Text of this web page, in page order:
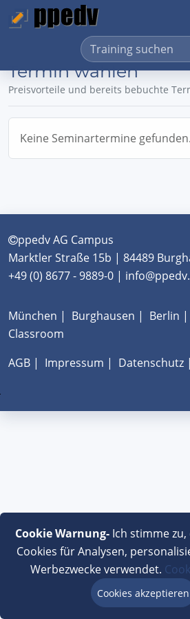
Termin wählen
Preisvorteile und bereits bebuchte
Keine Seminartermine gefunden.
ppedv AG Campus
Marktler Straße 15b | 84489
+49 (0) 8677 - 9889-0 |
München | Burghausen | Berlin |
Classroom
AGB | Impressum | Datenschutz |
Cookie Warnung-Ich stimme zu,
Cookies für Analysen,
Werbezwecke verwendet.
Cookies akzeptieren